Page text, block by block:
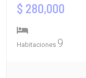
$ 280,000
Habitaciones 9